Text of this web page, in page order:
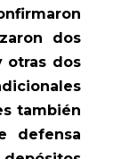
dos
otras dos
también
defensa